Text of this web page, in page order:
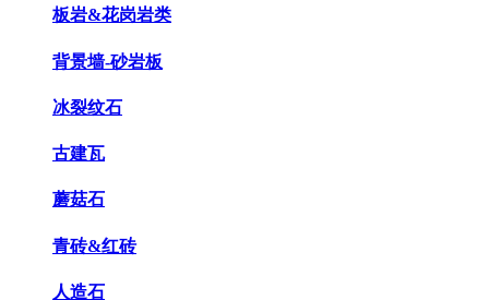
板岩&花岗岩类
背景墙-砂岩板
冰裂纹石
古建瓦
蘑菇石
青砖&红砖
人造石